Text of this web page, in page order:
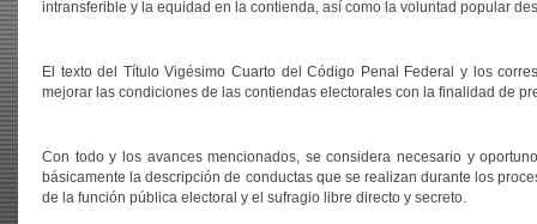
intransferible y la equidad en la contienda, así como la voluntad popular
El texto del Título Vigésimo Cuarto del Código Penal Federal y los
mejorar las condiciones de las contiendas electorales con la finalidad de
Con todo y los avances mencionados, se considera necesario y
básicamente la descripción de conductas que se realizan durante los
de la función pública electoral y el sufragio libre directo y secreto.